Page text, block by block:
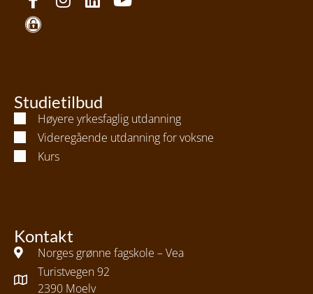
Studietilbud
Høyere yrkesfaglig utdanning
Videregående utdanning for voksne
Kurs
Kontakt
Norges grønne fagskole – Vea
Turistvegen 92
2390 Moelv